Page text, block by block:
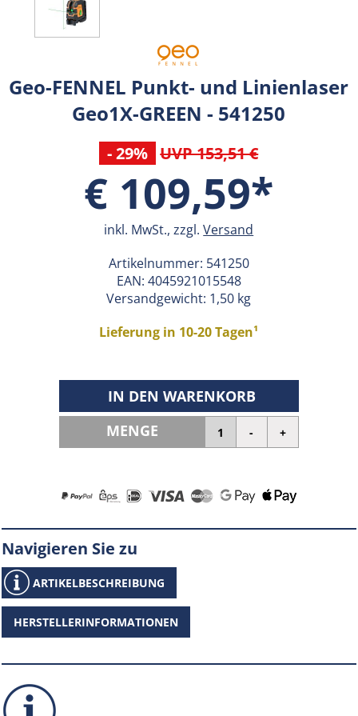
Geo-FENNEL Punkt- und Linienlaser
Geo1X-GREEN - 541250
- 29% UVP 153,51 €
€ 109,59*
inkl. MwSt., zzgl.Versand
Artikelnummer: 541250
EAN: 4045921015548
Versandgewicht: 1,50 kg
Lieferung in 10-20 Tagen¹
IN DEN WARENKORB
MENGE
Navigieren Sie zu
ARTIKELBESCHREIBUNG
HERSTELLERINFORMATIONEN